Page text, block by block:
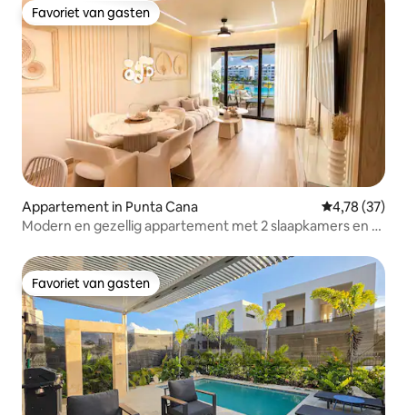
Favoriet van gasten
Favoriet van gasten
Appartement in Punta Cana Gemiddelde
4,78 (37)
Modern en gezellig appartement met 2 slaapkamers en 2
Favoriet van gasten
Favoriet van gasten